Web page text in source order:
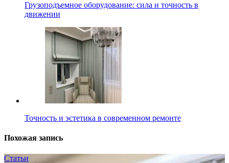
Грузоподъемное оборудование: сила и точность в
движении
Точность и эстетика в современном ремонте
Похожая запись
Статьи